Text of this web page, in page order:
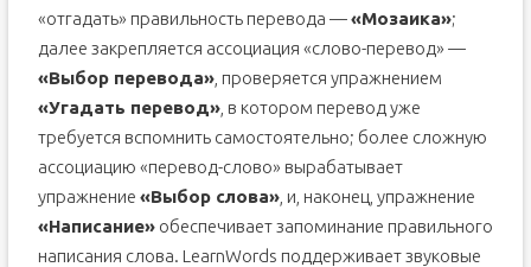
«отгадать» правильность перевода —«Мозаика»;
далее закрепляется ассоциация «слово-перевод» —
«Выбор перевода», проверяется упражнением
«Угадать перевод», в котором перевод уже
требуется вспомнить самостоятельно; более сложную
ассоциацию «перевод-слово» вырабатывает
упражнение «Выбор слова», и, наконец, упражнение
«Написание»обеспечивает запоминание правильного
написания слова. LearnWords поддерживает звуковые